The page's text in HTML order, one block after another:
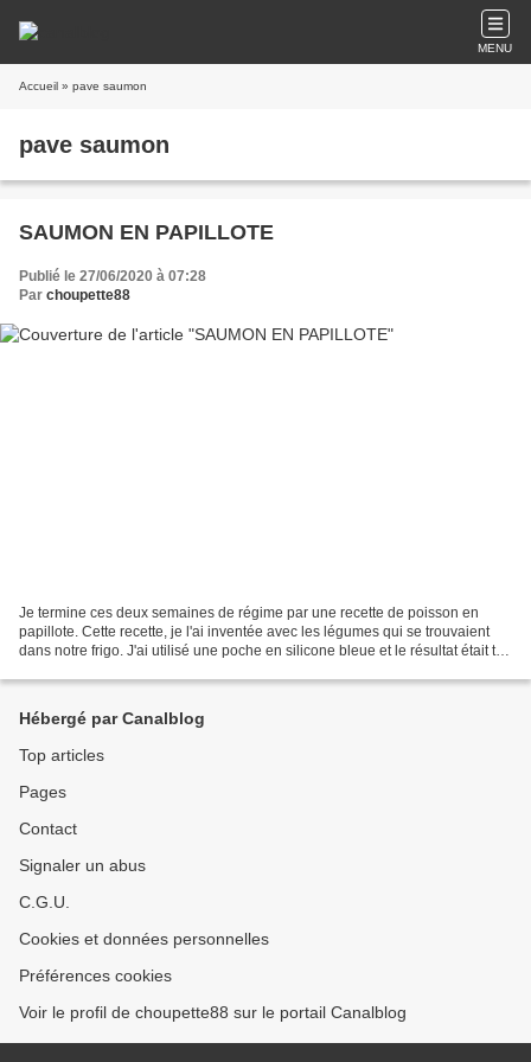
MENU
Accueil » pave saumon
pave saumon
SAUMON EN PAPILLOTE
Publié le 27/06/2020 à 07:28
Par choupette88
Je termine ces deux semaines de régime par une recette de poisson en
papillote. Cette recette, je l'ai inventée avec les légumes qui se trouvaient
dans notre frigo. J'ai utilisé une poche en silicone bleue et le résultat était top
Hébergé par Canalblog
Top articles
Pages
Contact
Signaler un abus
C.G.U.
Cookies et données personnelles
Préférences cookies
Voir le profil de choupette88 sur le portail Canalblog